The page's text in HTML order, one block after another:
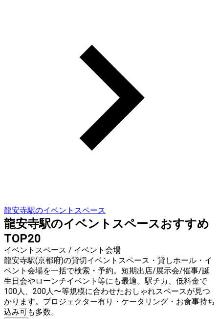
龍安寺駅のイベントスペース
龍安寺駅のイベントスペースおすすめ
TOP20
イベントスペース / イベント会場
龍安寺駅(京都府)の貸切イベントスペース・貸しホール・イ
ベント会場を一括で検索・予約。短期出店/展示会/催事/誕
生日会やローンチイベント等にも最適。駅チカ、低料金で
100人、200人〜等規模に合わせたおしゃれスペースが見つ
かります。プロジェクター有り・ケータリング・お食事持ち
込み可も多数。